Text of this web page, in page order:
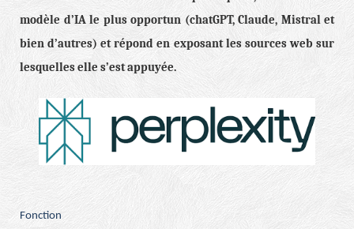
modèle d’IA le plus opportun (chatGPT, Claude, Mistral et
bien d’autres) et répond en exposant les sources web sur
lesquelles elle s’est appuyée.
Fonction